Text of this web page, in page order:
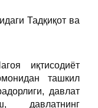
Тадқиқот ва
иқтисодиёт
ташкил
давлат
давлатнинг